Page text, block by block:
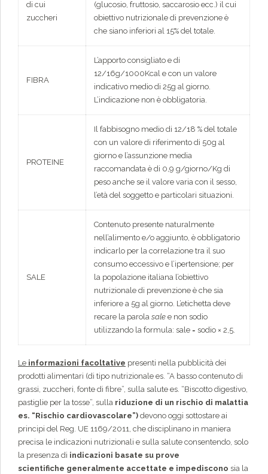
di cui
zuccheri
(glucosio, fruttosio, saccarosio ecc.) il cui
obiettivo nutrizionale di prevenzione è
che siano inferiori al 15% del totale.
FIBRA
L’apporto consigliato e di
12/16g/1000Kcal e con un valore
indicativo medio di 25g al giorno.
L’indicazione non è obbligatoria.
PROTEINE
Il fabbisogno medio di 12/18 % del totale
con un valore di riferimento di 50g al
giorno e l’assunzione media
raccomandata è di 0,9 g/giorno/Kg di
peso anche se il valore varia con il sesso,
l’età del soggetto e particolari situazioni.
SALE
Contenuto presente naturalmente
nell’alimento e/o aggiunto, è obbligatorio
indicarlo per la correlazione tra il suo
consumo eccessivo e l’ipertensione; per
la popolazione italiana l’obiettivo
nutrizionale di prevenzione è che sia
inferiore a 5g al giorno. L’etichetta deve
recare la parola sale e non sodio
utilizzando la formula: sale = sodio × 2,5.
Le informazioni facoltative presenti nella pubblicità dei
prodotti alimentari (di tipo nutrizionale es. “A basso contenuto di
grassi, zuccheri, fonte di fibre”, sulla salute es. “Biscotto digestivo,
pastiglie per la tosse”, sulla riduzione di un rischio di malattia
es. “Rischio cardiovascolare”) devono oggi sottostare ai
principi del Reg. UE 1169/2011, che disciplinano in maniera
precisa le indicazioni nutrizionali e sulla salute consentendo, solo
la presenza di indicazioni basate su prove
scientifiche generalmente accettate e impediscono sia la